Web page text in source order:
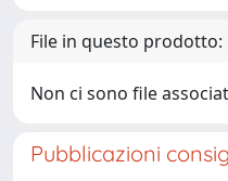
File in questo prodotto:
Non ci sono file
Pubblicazioni